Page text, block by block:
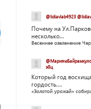
@lidiavlab4923
Почему на
несколько...
Весеннее озеленение
э8ц
Который год
гордость....
«Золотой урожай»